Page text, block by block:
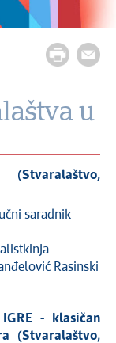
u
(Stvaralaštvo,
saradnik
Rasinski
IGRE - klasičan
(Stvaralaštvo,